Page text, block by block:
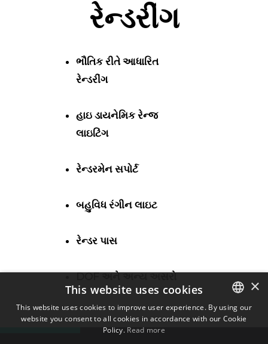
રેન્ડરીંગ
ભૌતિક રીતે આધારિત
રેન્ડરીંગ
હાઇ ડાયનેમિક રેન્જ
લાઇટિંગ
રેન્ડરમેન સપોર્ટ
બહુવિધ રંગીન લાઇટ
રેન્ડર પાસ
ENGLISH
×
This website uses cookies
This website uses cookies to improve user experience. By using our
website you consent to all cookies in accordance with our Cookie
Policy. Read more